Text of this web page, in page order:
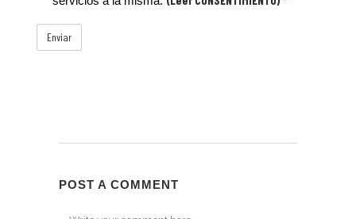
POST A COMMENT